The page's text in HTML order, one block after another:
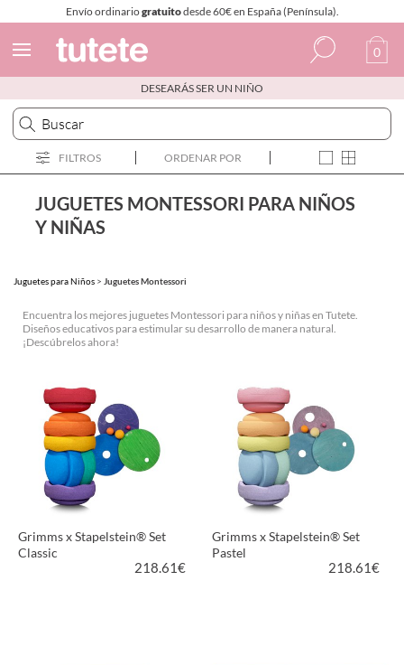
Envío ordinariogratuitodesde 60€ en España (Península).
Español
Italiano
Inglés
Portugués
Francés
0
DESEARÁS SER UN NIÑO
FILTROS ORDENAR POR
JUGUETES MONTESSORI PARA NIÑOS
Y NIÑAS
Juguetes para Niños > Juguetes Montessori
Encuentra los mejores juguetes Montessori para niños y niñas en Tutete.
Diseños educativos para estimular su desarrollo de manera natural.
¡Descúbrelos ahora!
Grimms x Stapelstein® Set
Classic
218.61€
Grimms x Stapelstein® Set
Pastel
218.61€